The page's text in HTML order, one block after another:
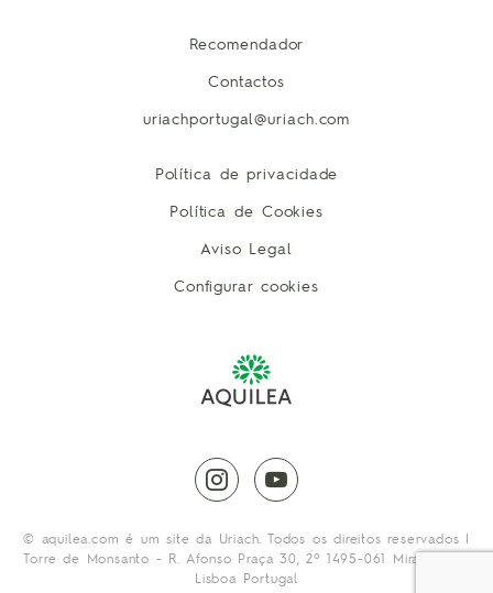
Recomendador
Contactos
uriachportugal@uriach.com
Política de privacidade
Política de Cookies
Aviso Legal
Configurar cookies
instagramyoutube
© aquilea.com é um site da Uriach. Todos os direitos reservados |
Torre de Monsanto - R. Afonso Praça 30, 2º 1495-061 Miraflores -
Lisboa Portugal